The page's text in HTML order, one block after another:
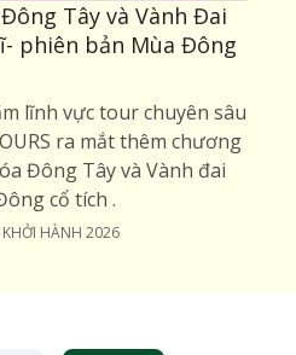
Tây và Vành Đai
phiên bản Mùa Đông
lĩnh vực tour chuyên sâu
ra mắt thêm chương
Đông Tây và Vành đai
cổ tích .
KHỞI HÀNH 2026